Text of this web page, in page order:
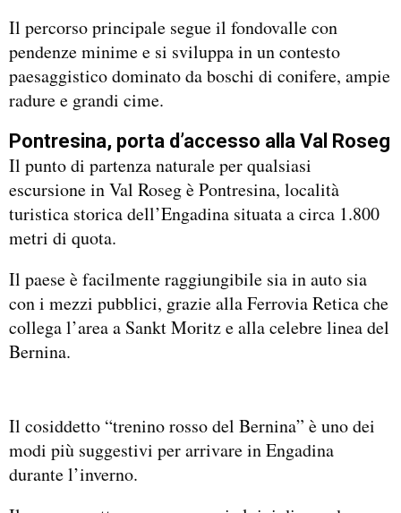
Il percorso principale segue il fondovalle con
pendenze minime e si sviluppa in un contesto
paesaggistico dominato da boschi di conifere, ampie
radure e grandi cime.
Pontresina, porta d’accesso alla Val Roseg
Il punto di partenza naturale per qualsiasi
escursione in Val Roseg è Pontresina, località
turistica storica dell’Engadina situata a circa 1.800
metri di quota.
Il paese è facilmente raggiungibile sia in auto sia
con i mezzi pubblici, grazie alla Ferrovia Retica che
collega l’area a Sankt Moritz e alla celebre linea del
Bernina.
Il cosiddetto “trenino rosso del Bernina” è uno dei
modi più suggestivi per arrivare in Engadina
durante l’inverno.